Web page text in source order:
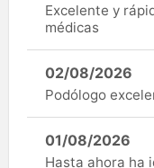
Excelente y
médicas
02/08/2026
Podólogo
01/08/2026
Hasta ahora ha